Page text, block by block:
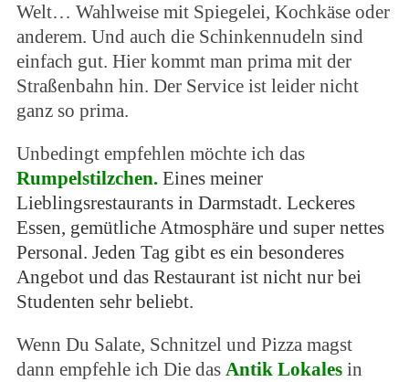
Welt… Wahlweise mit Spiegelei, Kochkäse oder
anderem. Und auch die Schinkennudeln sind
einfach gut. Hier kommt man prima mit der
Straßenbahn hin. Der Service ist leider nicht
ganz so prima.
Unbedingt empfehlen möchte ich das
Rumpelstilzchen. Eines meiner
Lieblingsrestaurants in Darmstadt. Leckeres
Essen, gemütliche Atmosphäre und super nettes
Personal. Jeden Tag gibt es ein besonderes
Angebot und das Restaurant ist nicht nur bei
Studenten sehr beliebt.
Wenn Du Salate, Schnitzel und Pizza magst
dann empfehle ich Die das Antik Lokales in